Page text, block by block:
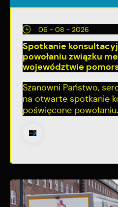
06 - 08 - 2026
Spotkanie
powołaniu związku
województwie
Szanowni Państwo,
na otwarte spotkanie
poświęcone